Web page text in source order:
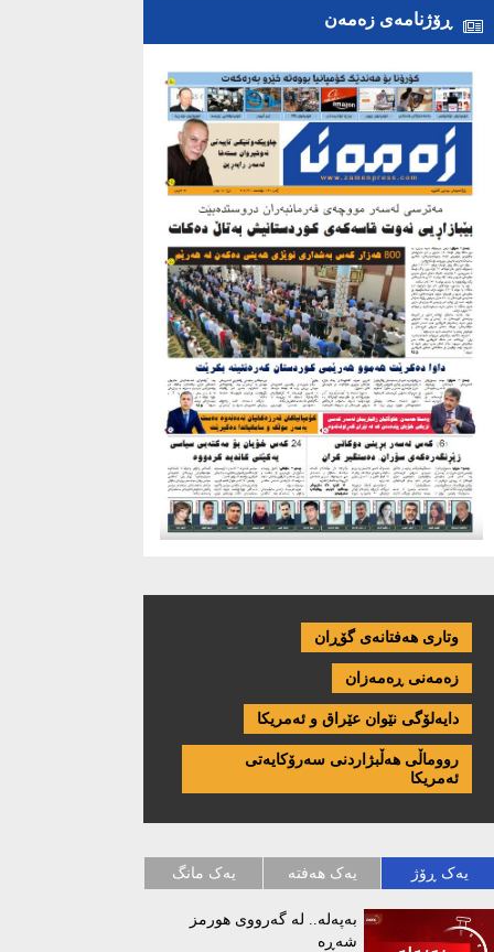
ڕۆژنامەی زەمەن
وتاری هەفتانەی گۆڕان
زەمەنی ڕەمەزان
دایەلۆگی نێوان عێراق و ئەمریكا
رووماڵی هەڵبژاردنی سەرۆکایەتی
ئەمریکا
یەک ڕۆژ یەک هەفتە یەک مانگ
بەپەلە.. لە گەرووی هورمز
شەڕە